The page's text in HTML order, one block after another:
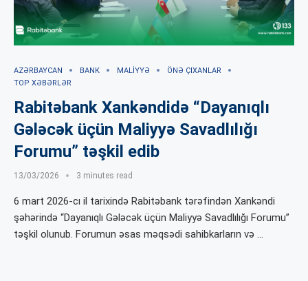
AZƏRBAYCAN BANK MALIYYƏ
ÖNƏ ÇIXANLAR
TOP XƏBƏRLƏR
Rabitəbank Xankəndidə “Dayanıqlı
Gələcək üçün Maliyyə Savadlılığı
Forumu” təşkil edib
13/03/2026 3 minutes read
6 mart 2026-cı il tarixində Rabitəbank tərəfindən Xankəndi
şəhərində “Dayanıqlı Gələcək üçün Maliyyə Savadlılığı Forumu”
təşkil olunub. Forumun əsas məqsədi sahibkarların və …